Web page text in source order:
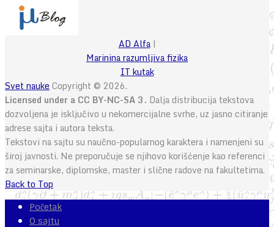
AD Alfa|
Marinina razumljiva fizika
IT kutak
Svet nauke Copyright © 2026.
Licensed under a CC BY-NC-SA 3. Dalja distribucija tekstova
dozvoljena je isključivo u nekomercijalne svrhe, uz jasno citiranje
adrese sajta i autora teksta.
Tekstovi na sajtu su naučno-popularnog karaktera i namenjeni su
široj javnosti. Ne preporučuje se njihovo korišćenje kao referenci
za seminarske, diplomske, master i slične radove na fakultetima.
Back to Top
Početak
O sajtu